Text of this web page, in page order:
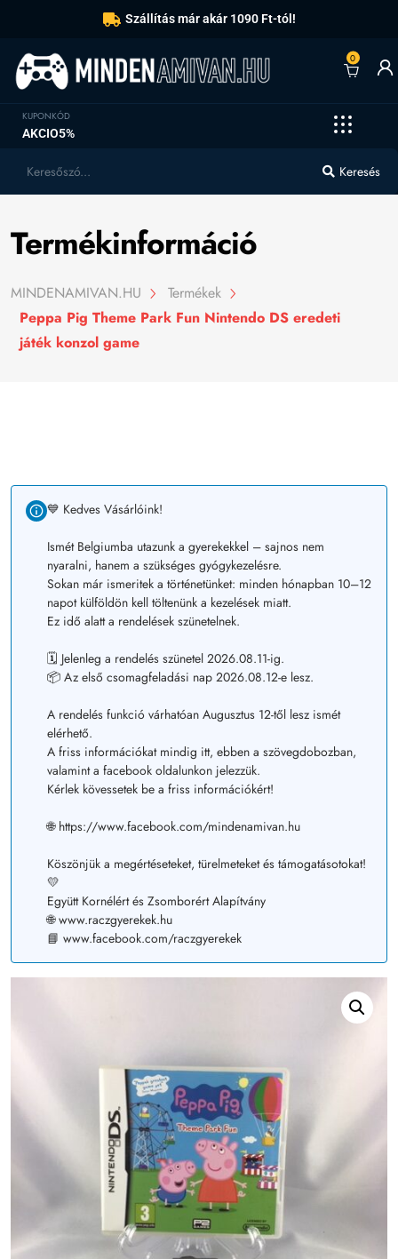
Szállítás már akár 1090 Ft-tól!
0
KUPONKÓD
AKCIO5%
Keresés
Termékinformáció
MINDENAMIVAN.HU
Termékek
Peppa Pig Theme Park Fun Nintendo DS eredeti
játék konzol game
💙 Kedves Vásárlóink!
Ismét Belgiumba utazunk a gyerekekkel – sajnos nem
nyaralni, hanem a szükséges gyógykezelésre.
Sokan már ismeritek a történetünket: minden hónapban 10–12
napot külföldön kell töltenünk a kezelések miatt.
Ez idő alatt a rendelések szünetelnek.
🗓️ Jelenleg a rendelés szünetel 2026.08.11-ig.
📦 Az első csomagfeladási nap 2026.08.12-e lesz.
A rendelés funkció várhatóan Augusztus 12-től lesz ismét
elérhető.
A friss információkat mindig itt, ebben a szövegdobozban,
valamint a facebook oldalunkon jelezzük.
Kérlek kövessetek be a friss információkért!
🌐 https://www.facebook.com/mindenamivan.hu
Köszönjük a megértéseteket, türelmeteket és támogatásotokat!
💛
Együtt Kornélért és Zsomborért Alapítvány
🌐 www.raczgyerekek.hu
📘 www.facebook.com/raczgyerekek